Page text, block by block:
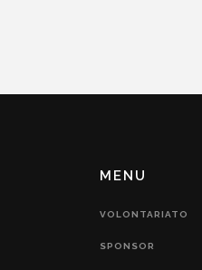
MENU
VOLONTARIATO
SPONSOR